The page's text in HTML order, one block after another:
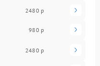
2480 р
980 р
2480 р